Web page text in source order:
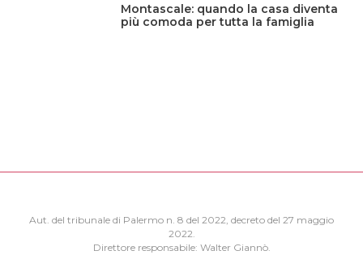
Montascale: quando la casa diventa
più comoda per tutta la famiglia
Aut. del tribunale di Palermo n. 8 del 2022, decreto del 27 maggio
2022.
Direttore responsabile: Walter Giannò.